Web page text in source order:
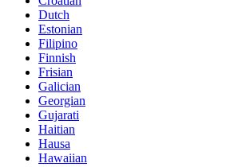
Dutch
Estonian
Filipino
Finnish
Frisian
Galician
Georgian
Gujarati
Haitian
Hausa
Hawaiian